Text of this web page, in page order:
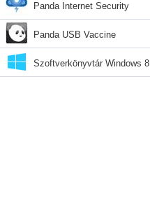
Panda Internet Security
Panda USB Vaccine
Szoftverkönyvtár Windows 8